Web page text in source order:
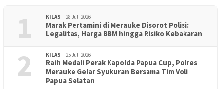
1 KILAS 28 Juli 2026
Marak Pertamini di Merauke Disorot Polisi:
Legalitas, Harga BBM hingga Risiko Kebakaran
2 KILAS 25 Juli 2026
Raih Medali Perak Kapolda Papua Cup, Polres
Merauke Gelar Syukuran Bersama Tim Voli
Papua Selatan